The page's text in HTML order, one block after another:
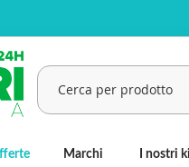
Marchi I nostri